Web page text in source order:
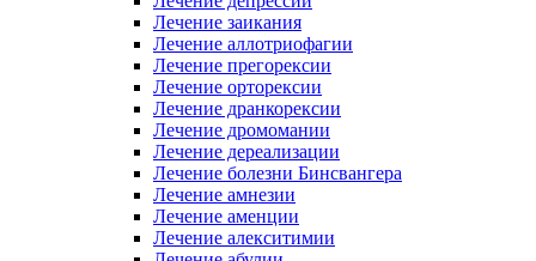
Лечение заикания
Лечение аллотриофагии
Лечение прегорексии
Лечение орторексии
Лечение дранкорексии
Лечение дромомании
Лечение дереализации
Лечение болезни Бинсвангера
Лечение амнезии
Лечение аменции
Лечение алекситимии